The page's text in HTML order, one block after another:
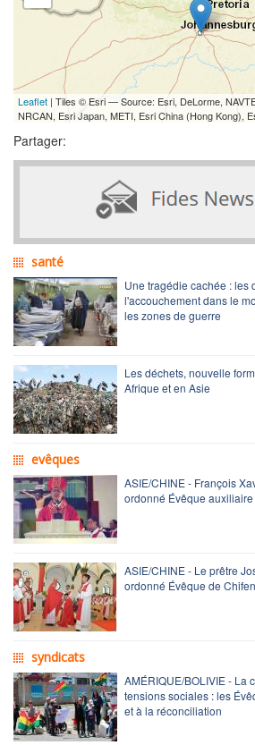
Leaflet | Tiles © Esri — Source: Esri, DeLorme,
NRCAN, Esri Japan, METI, Esri China (Hong Kong),
Partager:
santé
Une tragédie cachée : les
l'accouchement dans le
les zones de guerre
Les déchets, nouvelle
Afrique et en Asie
evêques
ASIE/CHINE - François
ordonné Évêque
ASIE/CHINE - Le prêtre
ordonné Évêque de
syndicats
AMÉRIQUE/BOLIVIE - La
tensions sociales : les
et à la réconciliation